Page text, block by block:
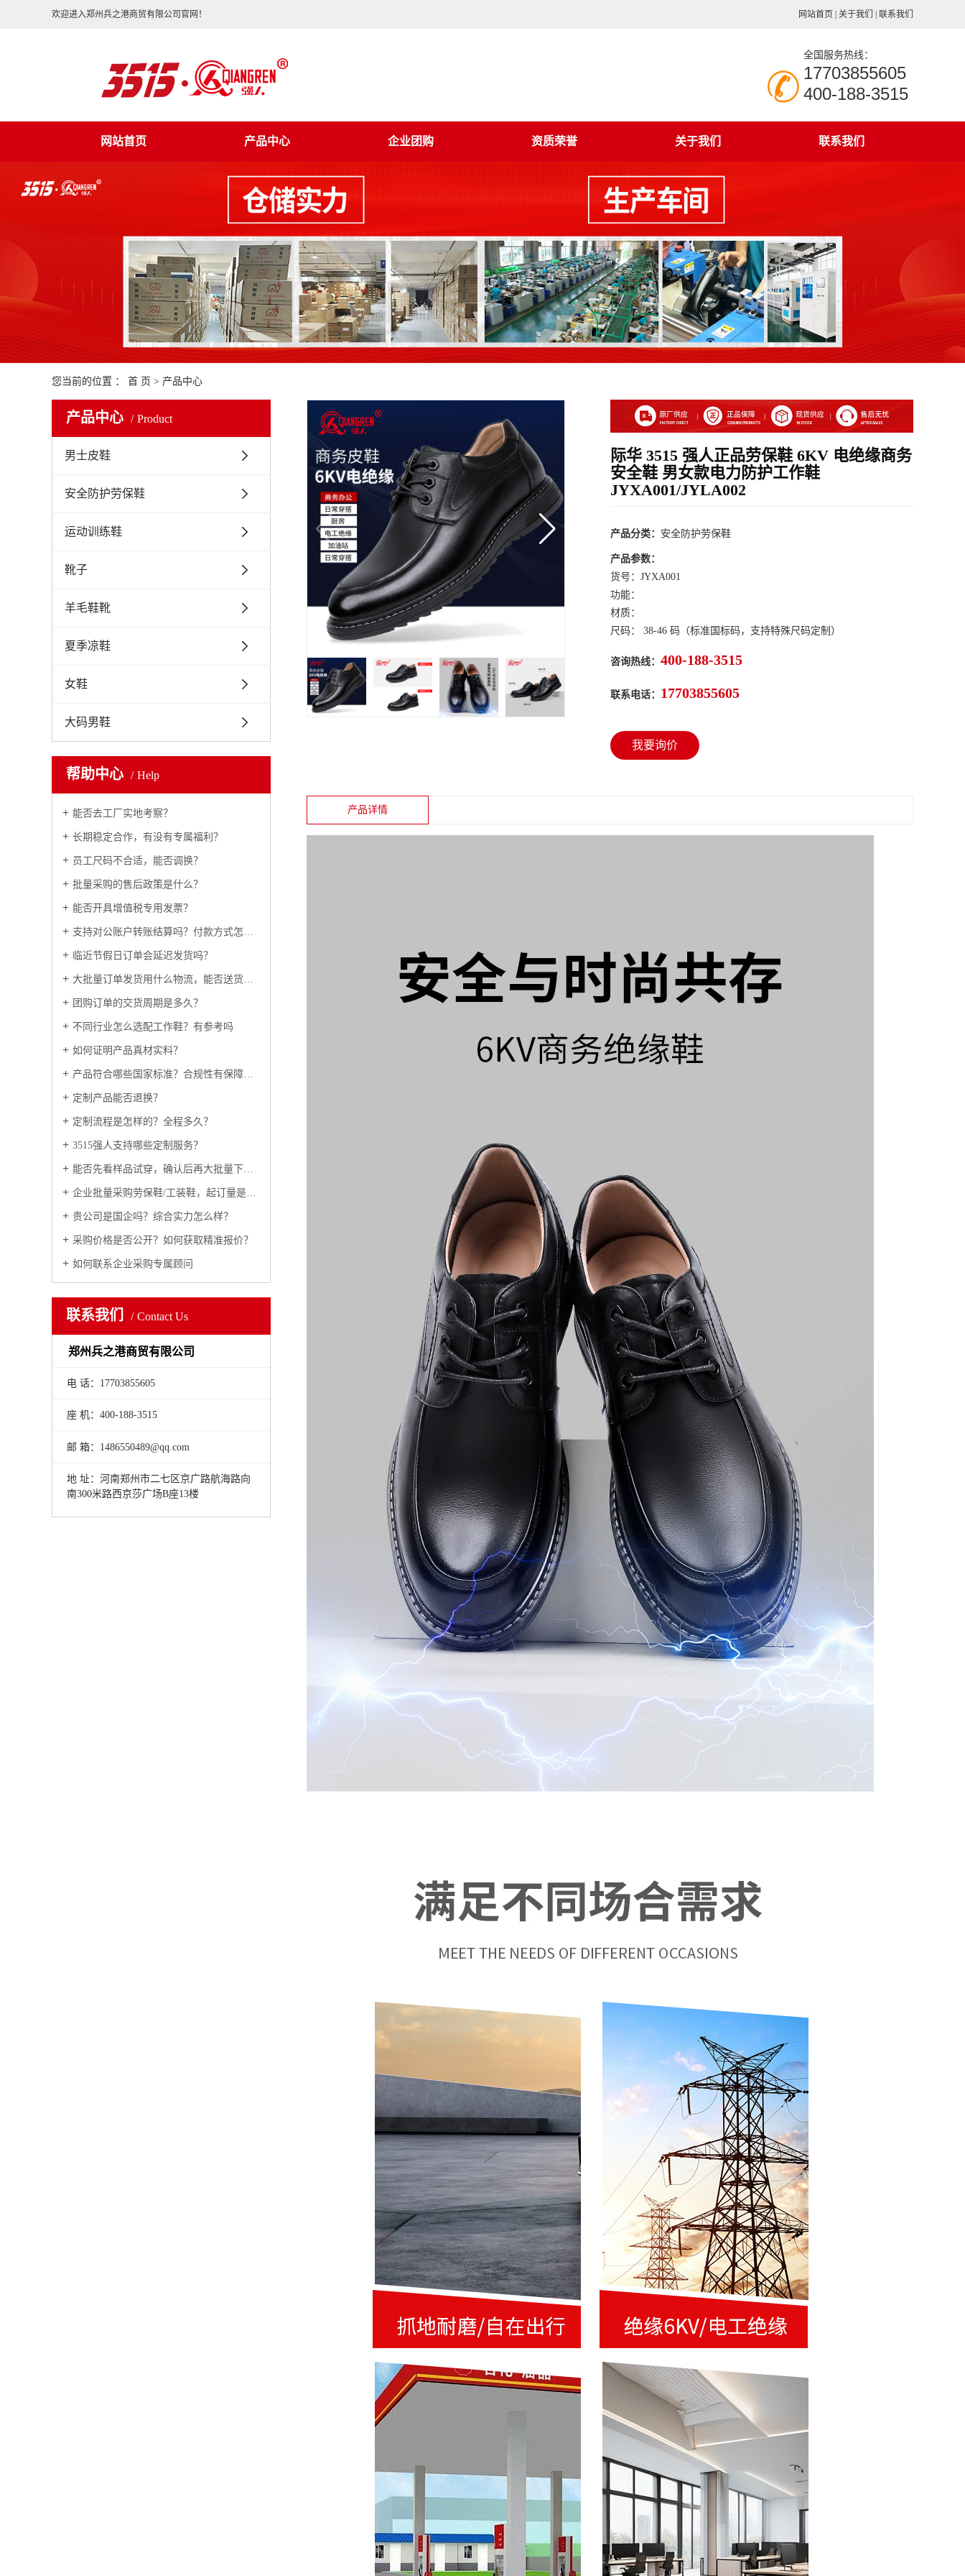
欢迎进入郑州兵之港商贸有限公司官网！ 网站首页 关于我们 联系我们
全国服务热线：
17703855605
400-188-3515
网站首页 产品中心 企业团购 资质荣誉 关于我们 联系我们
您当前的位置 ： 首 页 > 产品中心
产品中心 Product
男士皮鞋
安全防护劳保鞋
运动训练鞋
靴子
羊毛鞋靴
夏季凉鞋
女鞋
大码男鞋
帮助中心 Help
能否去工厂实地考察？
长期稳定合作，有没有专属福利？
员工尺码不合适，能否调换？
批量采购的售后政策是什么？
能否开具增值税专用发票？
支持对公账户转账结算吗？付款方式怎么约定？
临近节假日订单会延迟发货吗？
大批量订单发货用什么物流，能否送货上门？
团购订单的交货周期是多久？
不同行业怎么选配工作鞋？有参考吗
如何证明产品真材实料？
产品符合哪些国家标准？合规性有保障吗？
定制产品能否退换？
定制流程是怎样的？全程多久？
3515强人支持哪些定制服务？
能否先看样品试穿，确认后再大批量下单？
企业批量采购劳保鞋/工装鞋，起订量是多少？
贵公司是国企吗？综合实力怎么样？
采购价格是否公开？如何获取精准报价？
如何联系企业采购专属顾问
联系我们 Contact Us
郑州兵之港商贸有限公司
电 话：17703855605
座 机：400-188-3515
邮 箱：1486550489@qq.com
地 址：河南郑州市二七区京广路航海路向
南300米路西京莎广场B座13楼
际华 3515 强人正品劳保鞋 6KV 电绝缘商务
安全鞋 男女款电力防护工作鞋
JYXA001/JYLA002
产品分类： 安全防护劳保鞋
产品参数：
货号：JYXA001
功能：
材质：
尺码： 38-46 码（标准国标码，支持特殊尺码定制）
咨询热线： 400-188-3515
联系电话： 17703855605
我要询价
产品详情